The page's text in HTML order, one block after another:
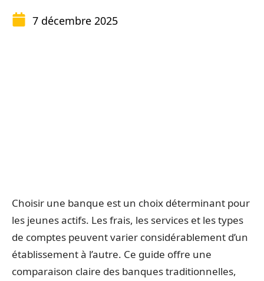
7 décembre 2025
Choisir une banque est un choix déterminant pour
les jeunes actifs. Les frais, les services et les types
de comptes peuvent varier considérablement d’un
établissement à l’autre. Ce guide offre une
comparaison claire des banques traditionnelles,